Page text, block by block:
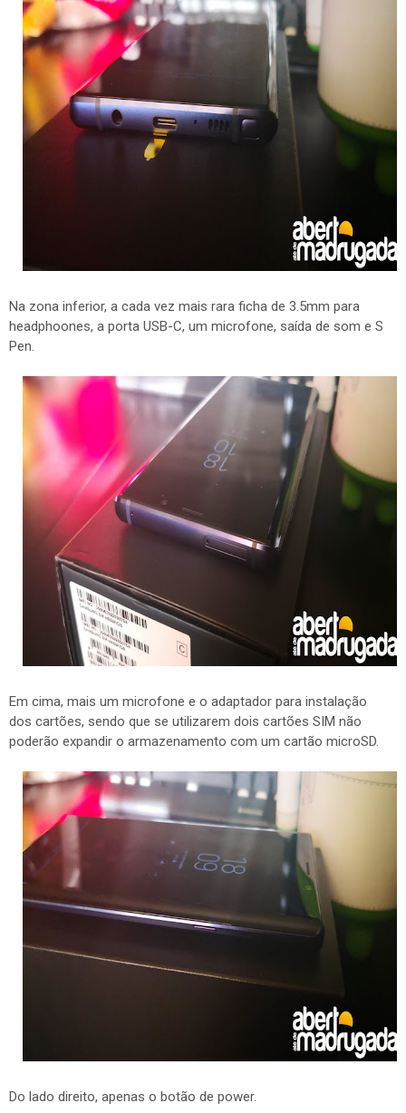
Na zona inferior, a cada vez mais rara ficha de 3.5mm para
headphoones, a porta USB-C, um microfone, saída de som e S
Pen.
Em cima, mais um microfone e o adaptador para instalação
dos cartões, sendo que se utilizarem dois cartões SIM não
poderão expandir o armazenamento com um cartão microSD.
Do lado direito, apenas o botão de power.